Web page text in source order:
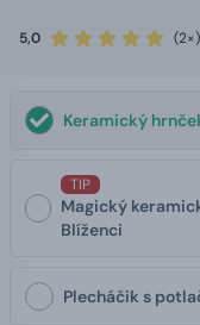
5,0 (2×)
Keramický
TIP
Magický
Blíženci
Plecháčik s